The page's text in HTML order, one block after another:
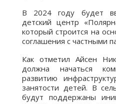
В 2024 году будет
детский центр
который строится на
соглашения с частными
Как отметил Айсен
должна начаться
развитию
занятости детей. В
будут поддержаны